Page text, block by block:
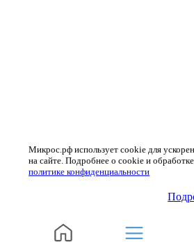
Микрос.рф использует cookie для
на сайте. Подробнее о cookie и
политике конфиденциальности